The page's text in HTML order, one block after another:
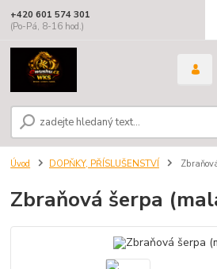
+420 601 574 301
(Po-Pá, 8-16 hod.)
Úvod DOPŇKY, PŘÍSLUŠENSTVÍ
Zbraňová šerpa